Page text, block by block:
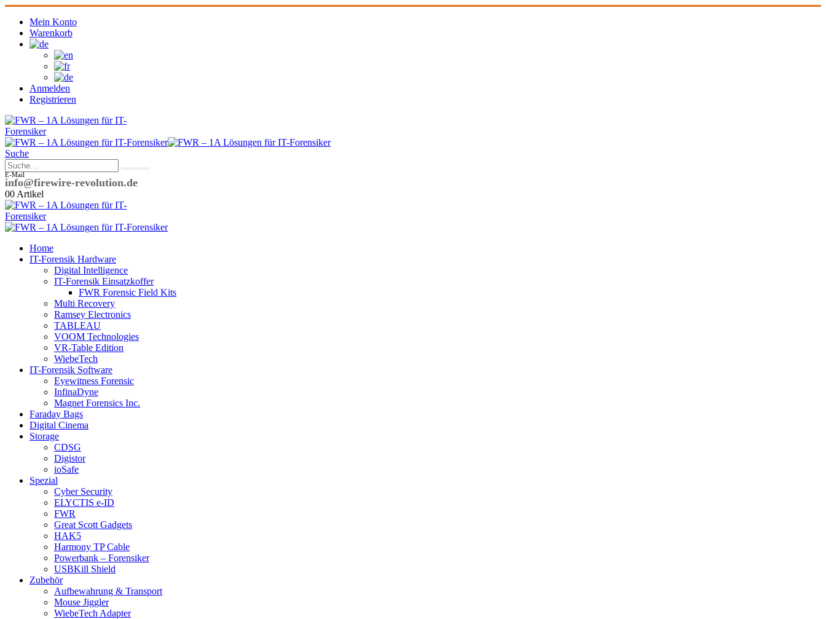
Mein Konto
Warenkorb
Anmelden
Registrieren
Suche
E-Mail
info@firewire-revolution.de
00 Artikel
Home
IT-Forensik Hardware
Digital Intelligence
IT-Forensik Einsatzkoffer
FWR Forensic Field Kits
Multi Recovery
Ramsey Electronics
TABLEAU
VOOM Technologies
VR-Table Edition
WiebeTech
IT-Forensik Software
Eyewitness Forensic
InfinaDyne
Magnet Forensics Inc.
Faraday Bags
Digital Cinema
Storage
CDSG
Digistor
ioSafe
Spezial
Cyber Security
ELYCTIS e-ID
FWR
Great Scott Gadgets
HAK5
Harmony TP Cable
Powerbank – Forensiker
USBKill Shield
Zubehör
Aufbewahrung & Transport
Mouse Jiggler
WiebeTech Adapter